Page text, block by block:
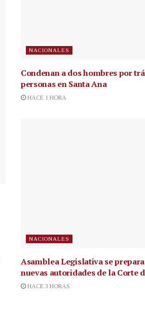
NACIONALES
Condenan a dos hombres por
personas en Santa Ana
HACE 1 HORA
NACIONALES
Asamblea Legislativa se
nuevas autoridades de la Corte
HACE 3 HORAS